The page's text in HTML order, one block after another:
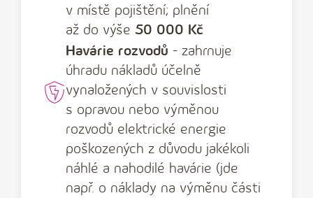
v místě pojištění; plnění
až do výše 50 000 Kč
Havárie rozvodů - zahrnuje
úhradu nákladů účelně
vynaložených v souvislosti
s opravou nebo výměnou
rozvodů elektrické energie
poškozených z důvodu jakékoli
náhlé a nahodilé havárie (jde
např. o náklady na výměnu části